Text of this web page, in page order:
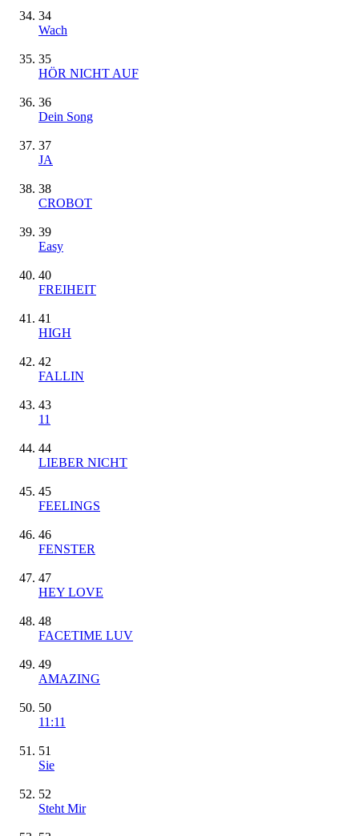
34
Wach
35
HÖR NICHT AUF
36
Dein Song
37
JA
38
CROBOT
39
Easy
40
FREIHEIT
41
HIGH
42
FALLIN
43
11
44
LIEBER NICHT
45
FEELINGS
46
FENSTER
47
HEY LOVE
48
FACETIME LUV
49
AMAZING
50
11:11
51
Sie
52
Steht Mir